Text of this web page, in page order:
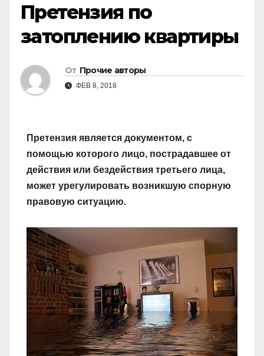
Претензия по
затоплению квартиры
От Прочие авторы
ФЕВ 8, 2018
Претензия является документом, с
помощью которого лицо, пострадавшее от
действия или бездействия третьего лица,
может урегулировать возникшую спорную
правовую ситуацию.